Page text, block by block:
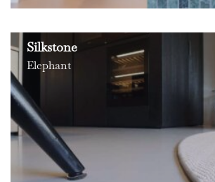
Silkstone
Elephant